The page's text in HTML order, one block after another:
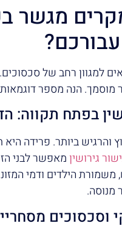
מגשר
למגוון רחב של
הנה מספר
בפתח תקווה:
והרגיש ביותר. פרידה
גירושיןמאפשר לבני
הילדים ודמי
מנוסה.
וסכסוכים